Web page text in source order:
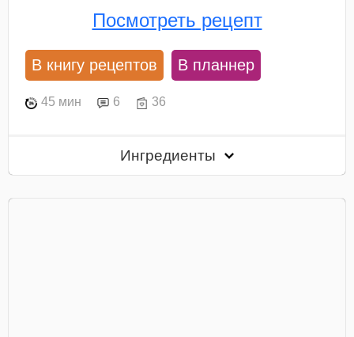
Посмотреть рецепт
В книгу рецептов В планнер
45 мин 6 36
Ингредиенты